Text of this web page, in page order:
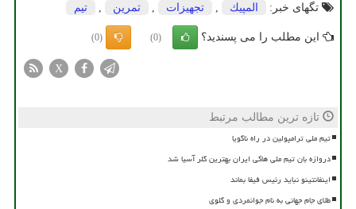
تگهای خبر:
المپیك تجهیزات تمرین تیم
این مطلب را می پسندید؟ (0)
(0)
X
تازه ترین مطالب مرتبط
تیم ملی ترامپولین در راه ناگویا
دروازه بان تیم ملی هاکی ایران بهترین گلر آسیا شد
اینفانتینو نباید رئیس فیفا بماند
طلای جام جهانی به نام جوانمردی و گلوی